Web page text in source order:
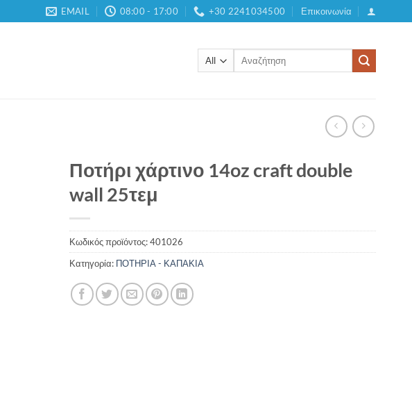
EMAIL 08:00 - 17:00 +30 2241034500 Επικοινωνία
Αναζήτηση
Ποτήρι χάρτινο 14oz craft double
wall 25τεμ
Κωδικός προϊόντος:401026
Κατηγορία: ΠΟΤΗΡΙΑ - ΚΑΠΑΚΙΑ